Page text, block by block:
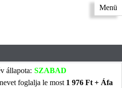
Menü
állapota: SZABAD
foglalja le most 1 976 Ft + Áfa